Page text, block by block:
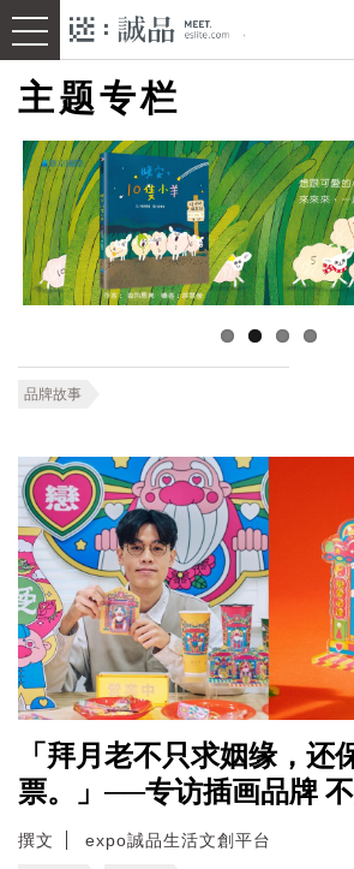
主题专栏
品牌故事
「拜月老不只求姻缘，还
票。」──专访插画品牌
撰文 expo誠品生活文創平台